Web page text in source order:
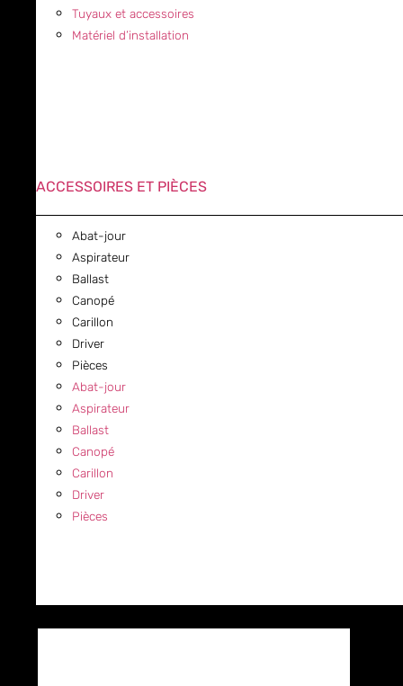
Tuyaux et accessoires
Matériel d’installation
ACCESSOIRES ET PIÈCES
Abat-jour
Aspirateur
Ballast
Canopé
Carillon
Driver
Pièces
Abat-jour
Aspirateur
Ballast
Canopé
Carillon
Driver
Pièces